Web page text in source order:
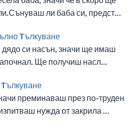
ли баба си, предст…
Tълкуване
дядо си насън, значи ще имаш
Ще получиш насл…
преминаваш през по-труден
нужда от закрила …